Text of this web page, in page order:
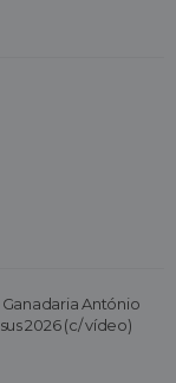
Ganadaria António
2026 (c/ vídeo)